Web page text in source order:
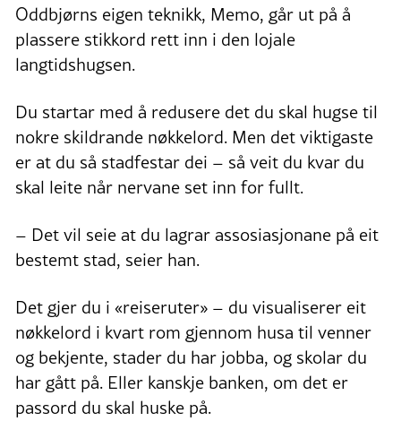
Oddbjørns eigen teknikk, Memo, går ut på å
plassere stikkord rett inn i den lojale
langtidshugsen.
Du startar med å redusere det du skal hugse til
nokre skildrande nøkkelord. Men det viktigaste
er at du så stadfestar dei – så veit du kvar du
skal leite når nervane set inn for fullt.
– Det vil seie at du lagrar assosiasjonane på eit
bestemt stad, seier han.
Det gjer du i «reiseruter» – du visualiserer eit
nøkkelord i kvart rom gjennom husa til venner
og bekjente, stader du har jobba, og skolar du
har gått på. Eller kanskje banken, om det er
passord du skal huske på.